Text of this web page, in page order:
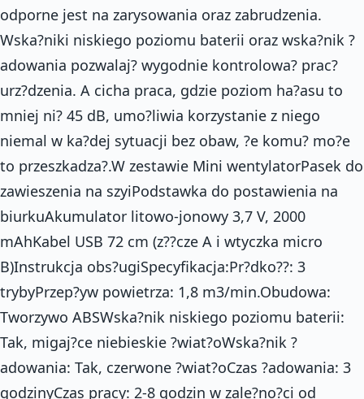
odporne jest na zarysowania oraz zabrudzenia.
Wska?niki niskiego poziomu baterii oraz wska?nik ?
adowania pozwalaj? wygodnie kontrolowa? prac?
urz?dzenia. A cicha praca, gdzie poziom ha?asu to
mniej ni? 45 dB, umo?liwia korzystanie z niego
niemal w ka?dej sytuacji bez obaw, ?e komu? mo?e
to przeszkadza?.W zestawie Mini wentylatorPasek do
zawieszenia na szyiPodstawka do postawienia na
biurkuAkumulator litowo-jonowy 3,7 V, 2000
mAhKabel USB 72 cm (z??cze A i wtyczka micro
B)Instrukcja obs?ugiSpecyfikacja:Pr?dko??: 3
trybyPrzep?yw powietrza: 1,8 m3/min.Obudowa:
Tworzywo ABSWska?nik niskiego poziomu baterii:
Tak, migaj?ce niebieskie ?wiat?oWska?nik ?
adowania: Tak, czerwone ?wiat?oCzas ?adowania: 3
godzinyCzas pracy: 2-8 godzin w zale?no?ci od